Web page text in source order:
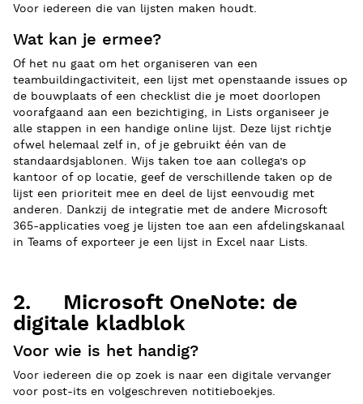
Voor iedereen die van lijsten maken houdt.
Wat kan je ermee?
Of het nu gaat om het organiseren van een
teambuildingactiviteit, een lijst met openstaande issues op
de bouwplaats of een checklist die je moet doorlopen
voorafgaand aan een bezichtiging, in Lists organiseer je
alle stappen in een handige online lijst. Deze lijst richtje
ofwel helemaal zelf in, of je gebruikt één van de
standaardsjablonen. Wijs taken toe aan collega’s op
kantoor of op locatie, geef de verschillende taken op de
lijst een prioriteit mee en deel de lijst eenvoudig met
anderen. Dankzij de integratie met de andere Microsoft
365-applicaties voeg je lijsten toe aan een afdelingskanaal
in Teams of exporteer je een lijst in Excel naar Lists.
2. Microsoft OneNote: de
digitale kladblok
Voor wie is het handig?
Voor iedereen die op zoek is naar een digitale vervanger
voor post-its en volgeschreven notitieboekjes.